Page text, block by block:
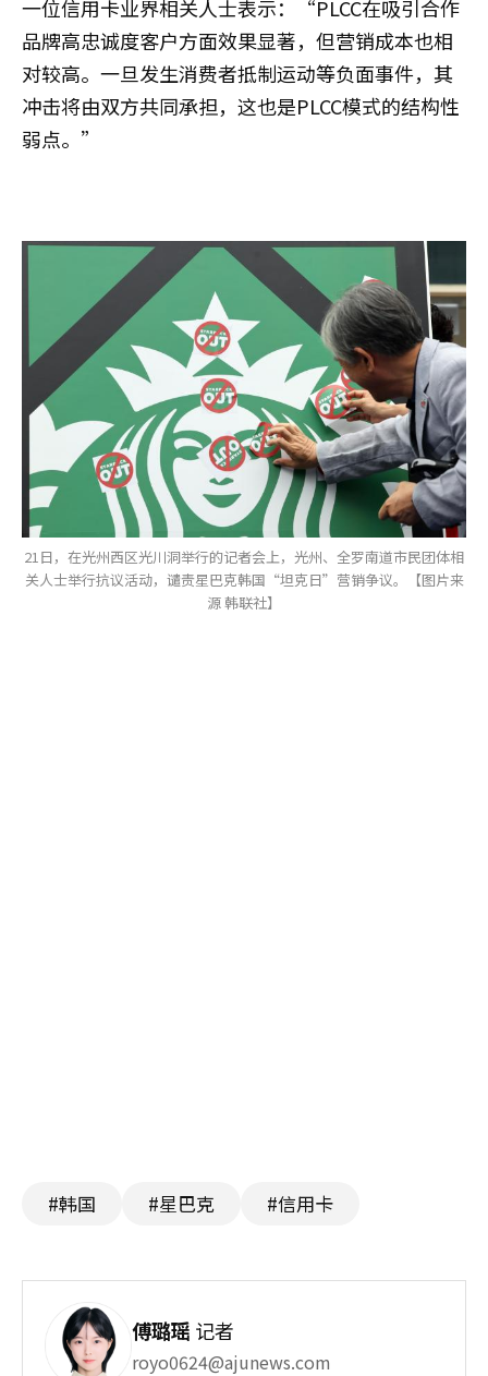
一位信用卡业界相关人士表示：“PLCC在吸引合作
品牌高忠诚度客户方面效果显著，但营销成本也相
对较高。一旦发生消费者抵制运动等负面事件，其
冲击将由双方共同承担，这也是PLCC模式的结构性
弱点。”
21日，在光州西区光川洞举行的记者会上，光州、全罗南道市民团体相
关人士举行抗议活动，谴责星巴克韩国“坦克日”营销争议。【图片来
源 韩联社】
#韩国 #星巴克 #信用卡
傅璐瑶 记者
royo0624@ajunews.com